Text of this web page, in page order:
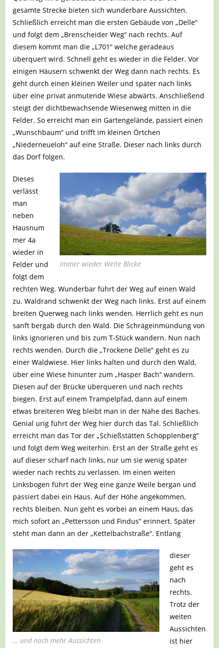
gesamte Strecke bieten sich wunderbare Aussichten.
Schließlich erreicht man die ersten Gebäude von „Delle“
und folgt dem „Brenscheider Weg“ nach rechts. Auf
diesem kommt man die „L701“ welche geradeaus
überquert wird. Schnell geht es wieder in die Felder. Vor
einigen Häusern schwenkt der Weg dann nach rechts. Es
geht durch einen kleinen Weiler und später nach links
über eine privat anmutende Wiese abwärts. Anschließend
steigt der dichtbewachsende Wiesenweg mitten in die
Felder. So erreicht man ein Gartengelände, passiert einen
„Wunschbaum“ und trifft im kleinen Örtchen
„Niederneueloh“ auf eine Straße. Dieser nach links durch
das Dorf folgen.
Immer wieder Weite Blicke
Dieses
verlässt
man
neben
Hausnum
mer 4a
wieder in
Felder und
folgt dem
rechten Weg. Wunderbar führt der Weg auf einen Wald
zu. Waldrand schwenkt der Weg nach links. Erst auf einem
breiten Querweg nach links wenden. Herrlich geht es nun
sanft bergab durch den Wald. Die Schrägeinmündung von
links ignorieren und bis zum T-Stück wandern. Nun nach
rechts wenden. Durch die „Trockene Delle“ geht es zu
einer Waldwiese. Hier links halten und durch den Wald,
über eine Wiese hinunter zum „Hasper Bach“ wandern.
Diesen auf der Brücke überqueren und nach rechts
biegen. Erst auf einem Trampelpfad, dann auf einem
etwas breiteren Weg bleibt man in der Nähe des Baches.
Genial urig führt der Weg hier durch das Tal. Schließlich
erreicht man das Tor der „Schießstätten Schöpplenberg“
und folgt dem Weg weiterhin. Erst an der Straße geht es
auf dieser scharf nach links, nur um sie wenig später
wieder nach rechts zu verlassen. Im einen weiten
Linksbogen führt der Weg eine ganze Weile bergan und
passiert dabei ein Haus. Auf der Höhe angekommen,
rechts bleiben. Nun geht es vorbei an einem Haus, das
mich sofort an „Pettersson und Findus“ erinnert. Später
steht man dann an der „Kettelbachstraße“. Entlang
… und noch mehr Aussichten
dieser
geht es
nach
rechts.
Trotz der
weiten
Aussichten
ist hier